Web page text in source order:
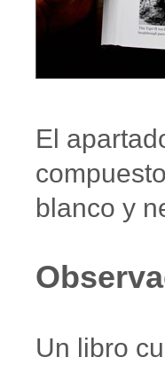
El
blanco y
Un libro